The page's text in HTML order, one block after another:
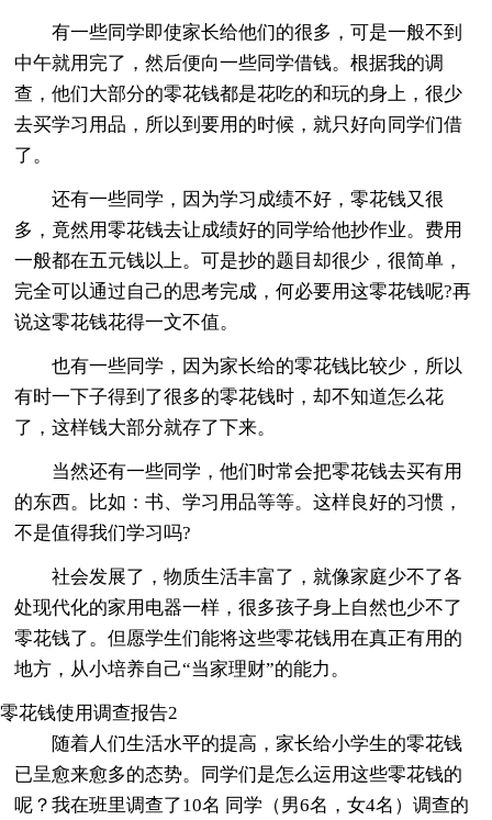
有一些同学即使家长给他们的很多，可是一般不到
中午就用完了，然后便向一些同学借钱。根据我的调
查，他们大部分的零花钱都是花吃的和玩的身上，很少
去买学习用品，所以到要用的时候，就只好向同学们借
了。
还有一些同学，因为学习成绩不好，零花钱又很
多，竟然用零花钱去让成绩好的同学给他抄作业。费用
一般都在五元钱以上。可是抄的题目却很少，很简单，
完全可以通过自己的思考完成，何必要用这零花钱呢?再
说这零花钱花得一文不值。
也有一些同学，因为家长给的零花钱比较少，所以
有时一下子得到了很多的零花钱时，却不知道怎么花
了，这样钱大部分就存了下来。
当然还有一些同学，他们时常会把零花钱去买有用
的东西。比如：书、学习用品等等。这样良好的习惯，
不是值得我们学习吗?
社会发展了，物质生活丰富了，就像家庭少不了各
处现代化的家用电器一样，很多孩子身上自然也少不了
零花钱了。但愿学生们能将这些零花钱用在真正有用的
地方，从小培养自己“当家理财”的能力。
零花钱使用调查报告2
随着人们生活水平的提高，家长给小学生的零花钱
已呈愈来愈多的态势。同学们是怎么运用这些零花钱的
呢？我在班里调查了10名 同学（男6名，女4名）调查的